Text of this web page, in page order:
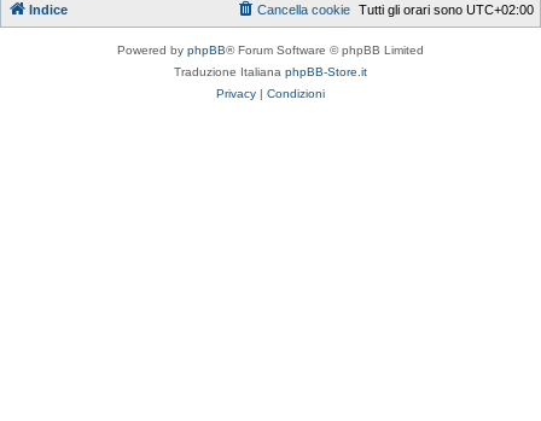
Indice Tutti gli orari sono UTC+02:00
Cancella cookie
Powered by phpBB® Forum Software © phpBB Limited
Traduzione Italiana phpBB-Store.it
Privacy | Condizioni